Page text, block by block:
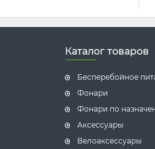
Каталог товаров
Бесперебойное
Фонари
Фонари по
Аксессуары
Велоаксессуары